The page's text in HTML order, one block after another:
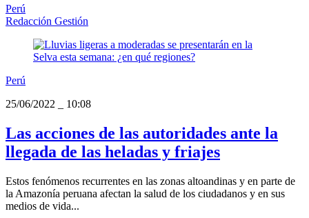
Perú
Redacción Gestión
Perú
25/06/2022
10:08
Las acciones de las autoridades ante la
llegada de las heladas y friajes
Estos fenómenos recurrentes en las zonas altoandinas y en parte de
la Amazonía peruana afectan la salud de los ciudadanos y en sus
medios de vida...